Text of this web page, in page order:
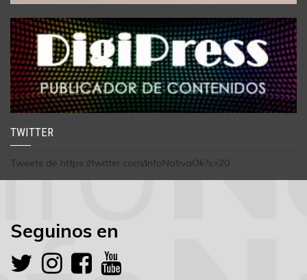
TWITTER
Tweets de https://twitter.com/InfoNativaOk?s=20
Seguinos en